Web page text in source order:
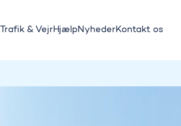
Trafik & Vejr Hjælp Nyheder Kontakt os